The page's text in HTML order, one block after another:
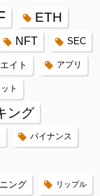
ETH
NFT SEC
イト アプリ
ト
ング
バイナンス
ング リップル